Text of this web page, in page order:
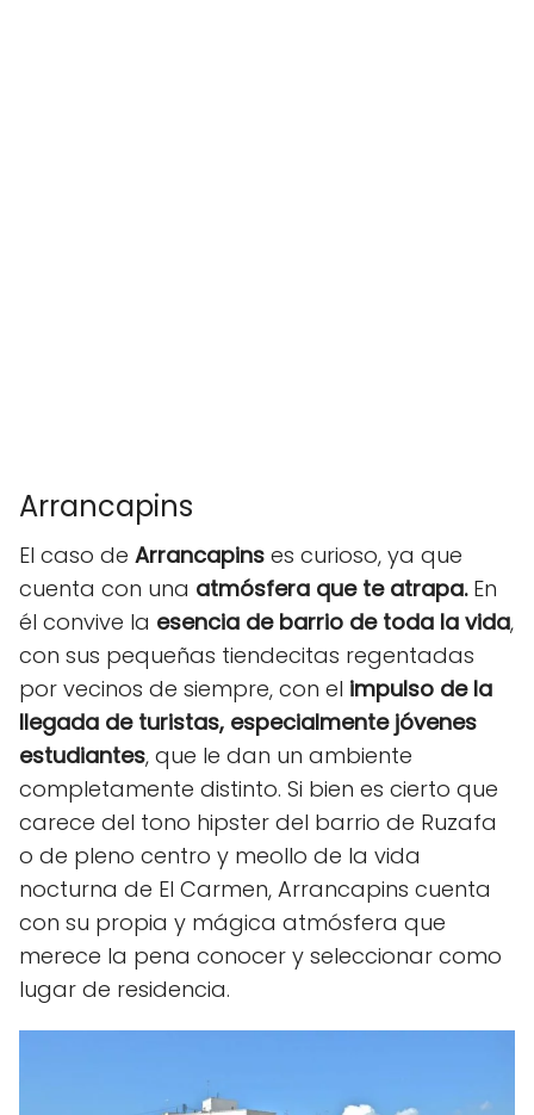
Arrancapins
El caso de Arrancapins es curioso, ya que
cuenta con una atmósfera que te atrapa.En
él convive la esencia de barrio de toda la vida,
con sus pequeñas tiendecitas regentadas
por vecinos de siempre, con el impulso de la
llegada de turistas, especialmente jóvenes
estudiantes, que le dan un ambiente
completamente distinto. Si bien es cierto que
carece del tono hipster del barrio de Ruzafa
o de pleno centro y meollo de la vida
nocturna de El Carmen, Arrancapins cuenta
con su propia y mágica atmósfera que
merece la pena conocer y seleccionar como
lugar de residencia.